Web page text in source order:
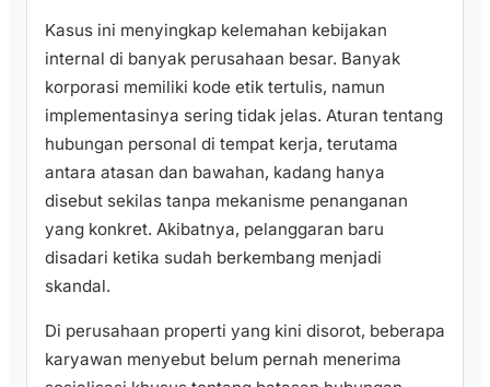
Kasus ini menyingkap kelemahan kebijakan
internal di banyak perusahaan besar. Banyak
korporasi memiliki kode etik tertulis, namun
implementasinya sering tidak jelas. Aturan tentang
hubungan personal di tempat kerja, terutama
antara atasan dan bawahan, kadang hanya
disebut sekilas tanpa mekanisme penanganan
yang konkret. Akibatnya, pelanggaran baru
disadari ketika sudah berkembang menjadi
skandal.
Di perusahaan properti yang kini disorot, beberapa
karyawan menyebut belum pernah menerima